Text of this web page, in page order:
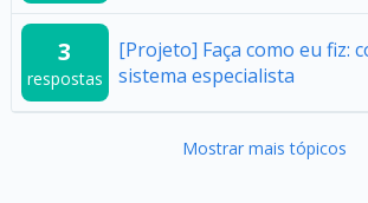
3
respostas
[Projeto] Faça como eu fiz:
sistema especialista
Mostrar mais tópicos